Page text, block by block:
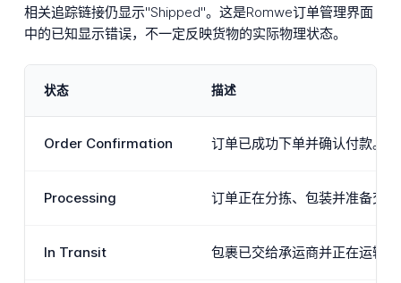
相关追踪链接仍显示"Shipped"。这是Romwe订单管理界面
中的已知显示错误，不一定反映货物的实际物理状态。
状态 描述
Order Confirmation 订单已成功下单并确认付款。
Processing 订单正在分拣、包装并准备交
In Transit 包裹已交给承运商并正在运输